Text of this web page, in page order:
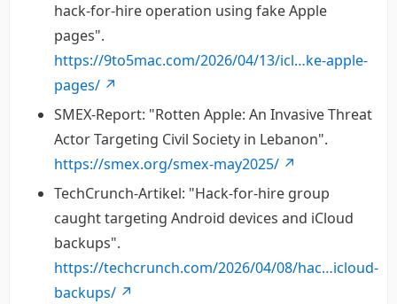
hack-for-hire operation using fake Apple
pages".
https://9to5mac.com/2026/04/13/icl…ke-apple-
pages/
SMEX-Report: "Rotten Apple: An Invasive Threat
Actor Targeting Civil Society in Lebanon".
https://smex.org/smex-may2025/
TechCrunch-Artikel: "Hack-for-hire group
caught targeting Android devices and iCloud
backups".
https://techcrunch.com/2026/04/08/hac…icloud-
backups/